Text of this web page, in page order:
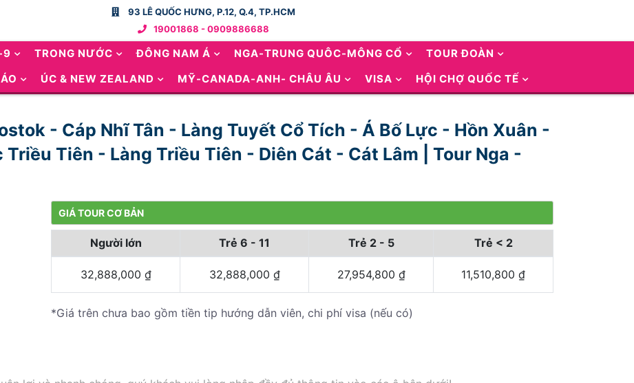
93 LÊ QUỐC HƯNG, P.12, Q.4, TP.HCM
19001868 - 0909886688
9 TRONG NƯỚC ĐÔNG NAM Á NGA-TRUNG QUÔC-MÔNG CỔ
TOUR ĐOÀN
ÚC & NEW ZEALAND MỸ-CANADA-ANH- CHÂU ÂU VISA HỘI CHỢ QUỐC TẾ
- Cáp Nhĩ Tân - Làng Tuyết Cổ Tích - Á Bố Lực - Hồn Xuân -
Tiên - Làng Triều Tiên - Diên Cát - Cát Lâm | Tour Nga -
GIÁ TOUR CƠ BẢN
Người lớn Trẻ 6 - 11 Trẻ 2 - 5 Trẻ < 2
32,888,000 ₫ 32,888,000 ₫ 27,954,800 ₫ 11,510,800 ₫
*Giá trên chưa bao gồm tiền tip hướng dẫn viên, chi phí visa (nếu có)